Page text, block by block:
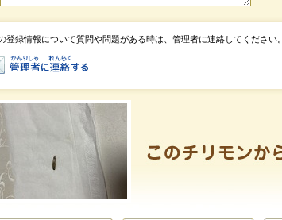
登録情報について質問や問題がある時は、管理者に連絡してください。